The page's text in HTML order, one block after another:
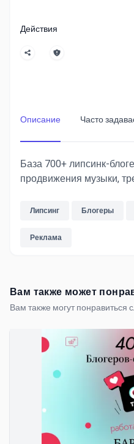
Действия
Описание Часто
База 700+ липсинк-
продвижения музыки,
Липсинг Блогеры
Реклама
Вам также может
Вам также могут понравиться